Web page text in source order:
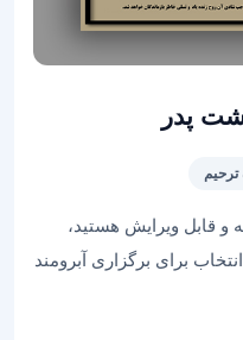
پدر
ترحیم
و قابل ویرایش هستید،
برای برگزاری آبرومند